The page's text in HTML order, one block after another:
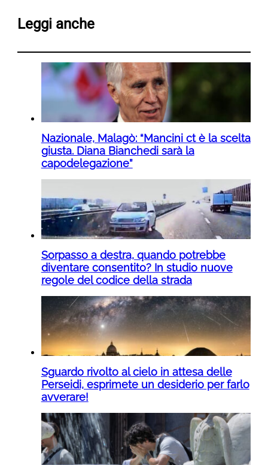
Leggi anche
Nazionale, Malagò: “Mancini ct è la scelta
giusta. Diana Bianchedi sarà la
capodelegazione”
Sorpasso a destra, quando potrebbe
diventare consentito? In studio nuove
regole del codice della strada
Sguardo rivolto al cielo in attesa delle
Perseidi, esprimete un desiderio per farlo
avverare!